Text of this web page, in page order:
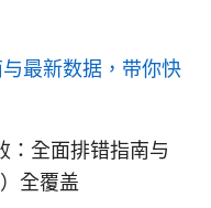
最新数据，带你快
：全面排错指南与
全覆盖